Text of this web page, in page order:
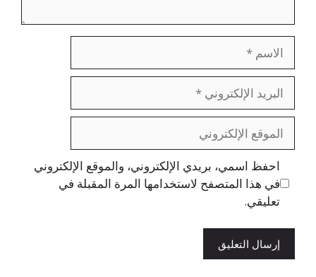
الاسم
البريد
الإلكتروني
الموقع
الإلكتروني
احفظ اسمي، بريدي الإلكتروني، والموقع الإلكتروني
في هذا المتصفح لاستخدامها المرة المقبلة في
تعليقي.